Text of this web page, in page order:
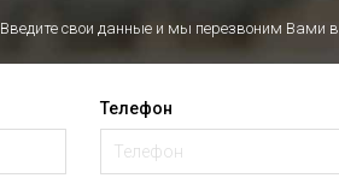
Введите свои данные и мы перезвоним Вами в
Телефон